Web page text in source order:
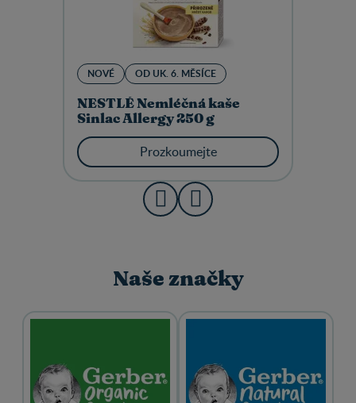
NOVÉ OD UK. 6. MĚSÍCE
NESTLÉ Nemléčná kaše
Sinlac Allergy 250 g
Prozkoumejte
Naše značky